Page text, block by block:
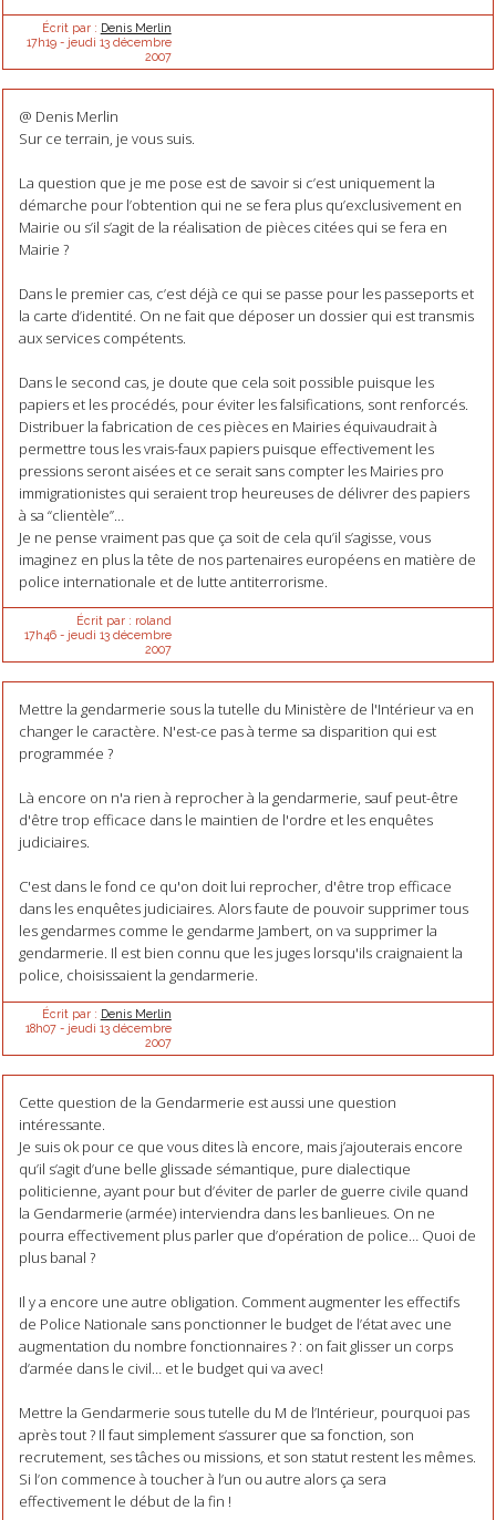
Écrit par : Denis Merlin
17h19- jeudi 13 décembre
2007
@ Denis Merlin
Sur ce terrain, je vous suis.
La question que je me pose est de savoir si c’est uniquement la
démarche pour l’obtention qui ne se fera plus qu’exclusivement en
Mairie ou s’il s’agit de la réalisation de pièces citées qui se fera en
Mairie ?
Dans le premier cas, c’est déjà ce qui se passe pour les passeports et
la carte d’identité. On ne fait que déposer un dossier qui est transmis
aux services compétents.
Dans le second cas, je doute que cela soit possible puisque les
papiers et les procédés, pour éviter les falsifications, sont renforcés.
Distribuer la fabrication de ces pièces en Mairies équivaudrait à
permettre tous les vrais-faux papiers puisque effectivement les
pressions seront aisées et ce serait sans compter les Mairies pro
immigrationistes qui seraient trop heureuses de délivrer des papiers
à sa “clientèle”…
Je ne pense vraiment pas que ça soit de cela qu’il s’agisse, vous
imaginez en plus la tête de nos partenaires européens en matière de
police internationale et de lutte antiterrorisme.
Écrit par : roland
17h46- jeudi 13 décembre
2007
Mettre la gendarmerie sous la tutelle du Ministère de l'Intérieur va en
changer le caractère. N'est-ce pas à terme sa disparition qui est
programmée ?
Là encore on n'a rien à reprocher à la gendarmerie, sauf peut-être
d'être trop efficace dans le maintien de l'ordre et les enquêtes
judiciaires.
C'est dans le fond ce qu'on doit lui reprocher, d'être trop efficace
dans les enquêtes judiciaires. Alors faute de pouvoir supprimer tous
les gendarmes comme le gendarme Jambert, on va supprimer la
gendarmerie. Il est bien connu que les juges lorsqu'ils craignaient la
police, choisissaient la gendarmerie.
Écrit par : Denis Merlin
18h07- jeudi 13 décembre
2007
Cette question de la Gendarmerie est aussi une question
intéressante.
Je suis ok pour ce que vous dites là encore, mais j’ajouterais encore
qu’il s’agit d’une belle glissade sémantique, pure dialectique
politicienne, ayant pour but d’éviter de parler de guerre civile quand
la Gendarmerie (armée) interviendra dans les banlieues. On ne
pourra effectivement plus parler que d’opération de police… Quoi de
plus banal ?
Il y a encore une autre obligation. Comment augmenter les effectifs
de Police Nationale sans ponctionner le budget de l’état avec une
augmentation du nombre fonctionnaires ? : on fait glisser un corps
d’armée dans le civil… et le budget qui va avec!
Mettre la Gendarmerie sous tutelle du M de l’Intérieur, pourquoi pas
après tout ? Il faut simplement s’assurer que sa fonction, son
recrutement, ses tâches ou missions, et son statut restent les mêmes.
Si l’on commence à toucher à l’un ou autre alors ça sera
effectivement le début de la fin !